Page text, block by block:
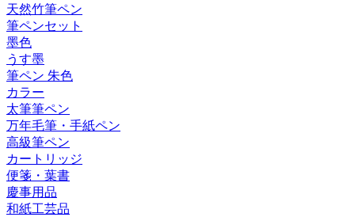
天然竹筆ペン
筆ペンセット
墨色
うす墨
筆ペン 朱色
カラー
太筆筆ペン
万年毛筆・手紙ペン
高級筆ペン
カートリッジ
便箋・葉書
慶事用品
和紙工芸品